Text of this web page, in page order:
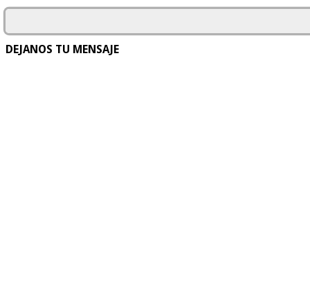
DEJANOS TU MENSAJE